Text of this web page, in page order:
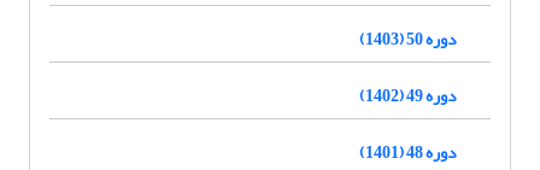
دوره 50 (1403)
دوره 49 (1402)
دوره 48 (1401)